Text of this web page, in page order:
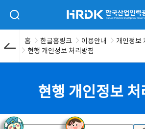
검색 입력폼 열기 HRDK 한국산업인력공단
홈 한글홈링크 이용안내
개인정보
현행 개인정보 처리방침
현행 개인정보 처